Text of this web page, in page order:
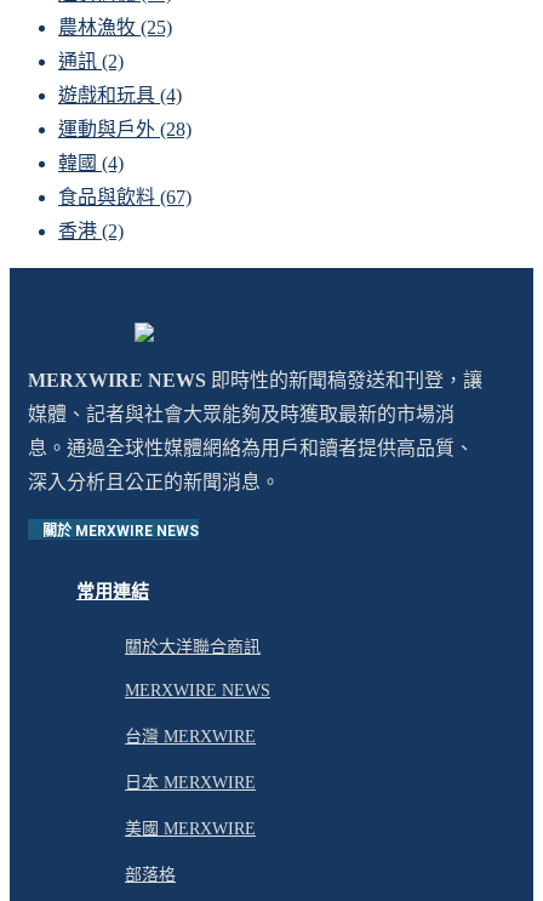
農林漁牧 (25)
通訊 (2)
遊戲和玩具 (4)
運動與戶外 (28)
韓國 (4)
食品與飲料 (67)
香港 (2)
MERXWIRE NEWS 即時性的新聞稿發送和刊登，讓
媒體、記者與社會大眾能夠及時獲取最新的市場消
息。通過全球性媒體網絡為用戶和讀者提供高品質、
深入分析且公正的新聞消息。
關於 MERXWIRE NEWS
常用連結
關於大洋聯合商訊
MERXWIRE NEWS
台灣 MERXWIRE
日本 MERXWIRE
美國 MERXWIRE
部落格